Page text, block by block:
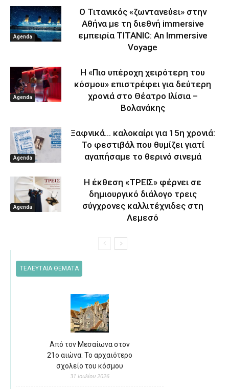
Agenda
Ο Τιτανικός «ζωντανεύει» στην
Αθήνα με τη διεθνή immersive
εμπειρία TITANIC: An Immersive
Voyage
Agenda
Η «Πιο υπέροχη χειρότερη του
κόσμου» επιστρέφει για δεύτερη
χρονιά στο Θέατρο Ιλίσια –
Βολανάκης
Agenda
Ξαφνικά… καλοκαίρι για 15η χρονιά:
Το φεστιβάλ που θυμίζει γιατί
αγαπήσαμε το θερινό σινεμά
Agenda
Η έκθεση «ΤΡΕΙΣ» φέρνει σε
δημιουργικό διάλογο τρεις
σύγχρονες καλλιτέχνιδες στη
Λεμεσό
ΤΕΛΕΥΤΑΙΑ ΘΕΜΑΤΑ
Από τον Μεσαίωνα στον
21ο αιώνα: Το αρχαιότερο
σχολείο του κόσμου
31 Ιουλίου 2026